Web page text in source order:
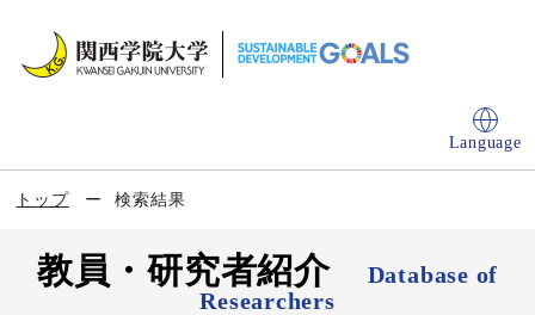
Language
トップ 検索結果
教員・研究者紹介
Database of
Researchers